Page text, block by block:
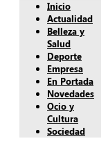
Inicio
Actualidad
Belleza y
Salud
Deporte
Empresa
En Portada
Novedades
Ocio y
Cultura
Sociedad